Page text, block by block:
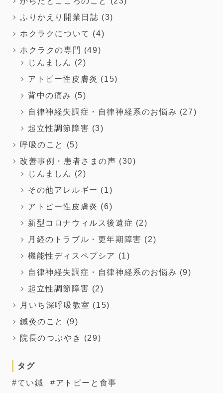
ふりかえり開業日誌 (3)
ホクラクについて (4)
ホクラクの専門 (49)
じんましん (2)
アトピー性皮膚炎 (15)
背中の痛み (5)
自律神経失調症・自律神経系のお悩み (27)
起立性調節障害 (3)
呼吸のこと
(5)
改善事例・患者さまの声 (30)
じんましん (2)
その他アレルギー (1)
アトピー性皮膚炎 (6)
新型コロナウィルス後遺症 (2)
月経のトラブル・更年期障害 (2)
機能性ディスペプシア (1)
自律神経失調症・自律神経系のお悩み (9)
起立性調節障害 (2)
月いち深呼吸教室 (15)
鍼灸のこと
(9)
院長のつぶやき
(29)
タグ
てい鍼
アトピーと食事